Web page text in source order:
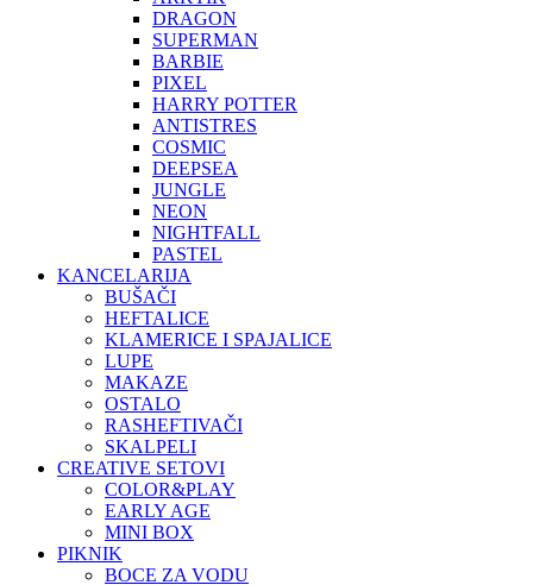
DRAGON
SUPERMAN
BARBIE
PIXEL
HARRY POTTER
ANTISTRES
COSMIC
DEEPSEA
JUNGLE
NEON
NIGHTFALL
PASTEL
KANCELARIJA
BUŠAČI
HEFTALICE
KLAMERICE I SPAJALICE
LUPE
MAKAZE
OSTALO
RASHEFTIVAČI
SKALPELI
CREATIVE SETOVI
COLOR&PLAY
EARLY AGE
MINI BOX
PIKNIK
BOCE ZA VODU